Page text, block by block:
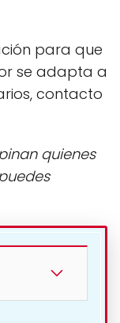
para que
se adapta a
contacto
quienes